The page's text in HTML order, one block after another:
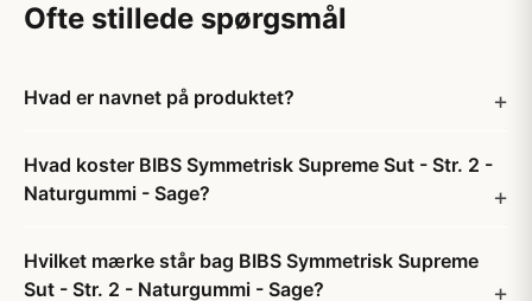
Ofte stillede spørgsmål
Hvad er navnet på produktet?
Hvad koster BIBS Symmetrisk Supreme Sut - Str. 2 -
Naturgummi - Sage?
Hvilket mærke står bag BIBS Symmetrisk Supreme
Sut - Str. 2 - Naturgummi - Sage?